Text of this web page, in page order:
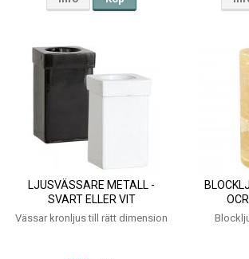
LJUSVÄSSARE METALL -
SVART ELLER VIT
Vässar kronljus till rätt dimension